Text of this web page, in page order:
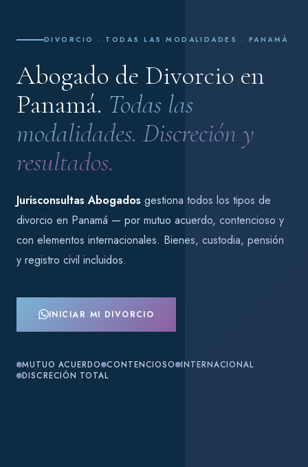
DIVORCIO · TODAS LAS MODALIDADES · PANAMÁ
Abogado de Divorcio en
Panamá. Todas las
modalidades. Discreción y
resultados.
Jurisconsultas Abogados gestiona todos los tipos de
divorcio en Panamá — por mutuo acuerdo, contencioso y
con elementos internacionales. Bienes, custodia, pensión
y registro civil incluidos.
INICIAR MI DIVORCIO
MUTUO ACUERDO CONTENCIOSO INTERNACIONAL
DISCRECIÓN TOTAL